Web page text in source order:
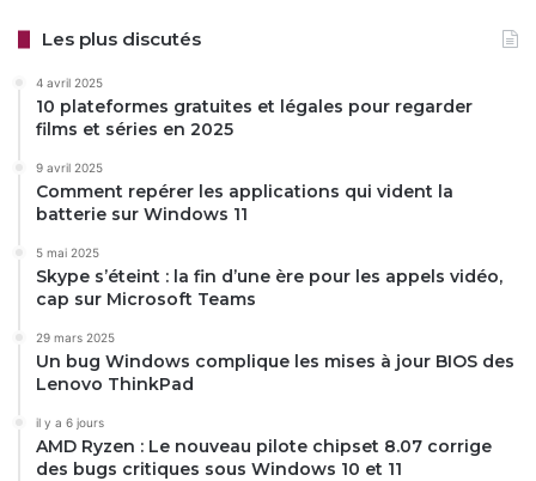
Les plus discutés
4 avril 2025
10 plateformes gratuites et légales pour regarder
films et séries en 2025
9 avril 2025
Comment repérer les applications qui vident la
batterie sur Windows 11
5 mai 2025
Skype s’éteint : la fin d’une ère pour les appels vidéo,
cap sur Microsoft Teams
29 mars 2025
Un bug Windows complique les mises à jour BIOS des
Lenovo ThinkPad
il y a 6 jours
AMD Ryzen : Le nouveau pilote chipset 8.07 corrige
des bugs critiques sous Windows 10 et 11